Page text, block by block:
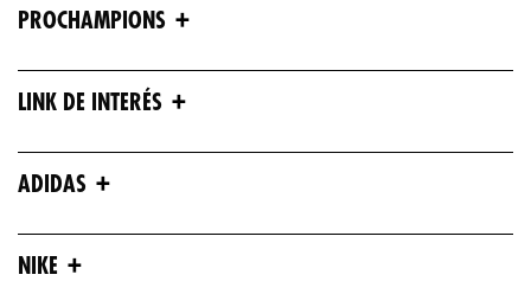
PROCHAMPIONS +
LINK DE INTERÉS +
ADIDAS +
NIKE +